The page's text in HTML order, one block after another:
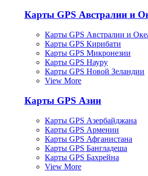
Карты GPS Австралии и
Карты GPS Австралии и
Карты GPS Кирибати
Карты GPS Микронезии
Карты GPS Науру
Карты GPS Новой Зеландии
View More
Карты GPS Азии
Карты GPS Азербайджана
Карты GPS Армении
Карты GPS Афганистана
Карты GPS Бангладеша
Карты GPS Бахрейна
View More